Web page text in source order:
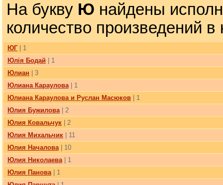
На букву Ю найдены
количество произведений в
ЮГ | 1
Юлiя Бодай | 1
Юлиан | 3
Юлиана Караулова| 1
Юлиана Караулова и Руслан Масюков | 1
Юлия Бужилова| 2
Юлия Ковальчук | 2
Юлия Михальчик | 11
Юлия Началова| 10
Юлия Николаева| 1
Юлия Панова| 1